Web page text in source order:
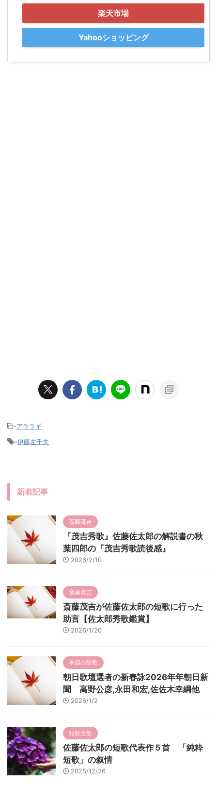
楽天市場
Yahooショッピング
-アララギ
-伊藤左千夫
新着記事
斎藤茂吉
『茂吉秀歌』佐藤佐太郎の解説書の秋
葉四郎の『茂吉秀歌読後感』
2026/2/10
斎藤茂吉
斎藤茂吉が佐藤佐太郎の短歌に行った
助言【佐太郎秀歌鑑賞】
2026/1/20
季節の短歌
朝日歌壇選者の新春詠2026年年朝日新
聞 高野公彦,永田和宏,佐佐木幸綱他
2026/1/2
短歌全般
佐藤佐太郎の短歌代表作５首 「純粋
短歌」の叙情
2025/12/26